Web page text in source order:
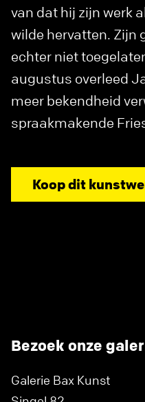
van dat hij zijn werk
wilde hervatten. Zijn
echter niet
augustus overleed
meer bekendheid
spraakmakende
Koop dit
Bezoek onze
Galerie Bax Kunst